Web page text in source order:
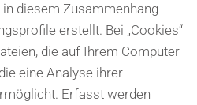
in diesem Zusammenhang
erstellt. Bei „Cookies“
die auf Ihrem Computer
eine Analyse ihrer
Erfasst werden